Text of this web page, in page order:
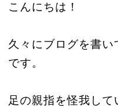
こんにちは！
久々にブログを書
です。
足の親指を怪我して